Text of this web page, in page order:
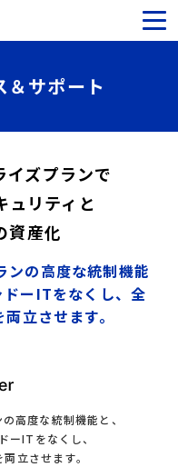
サポート
ト
サポート
ズプランで
ュリティと
資産化
の高度な統制機能
ドーITをなくし、全
立させます。
高度な統制機能と、
ーITをなくし、
立させます。